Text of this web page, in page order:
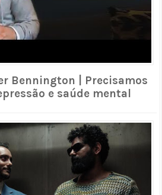
Bennington | Precisamos
e saúde mental